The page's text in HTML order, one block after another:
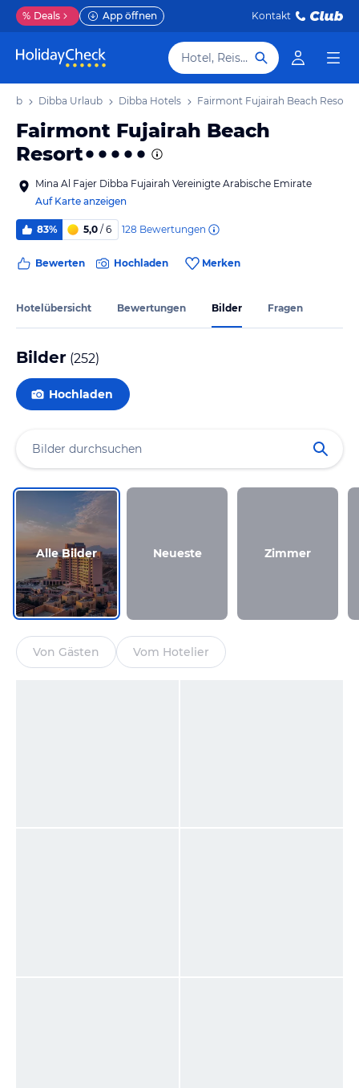
% Deals App öffnen Kontakt
Hotel, Reiseziel
Dibba Urlaub Dibba Hotels Fairmont Fujairah Beach Resort
Fairmont Fujairah Beach
Resort
Mina Al Fajer Dibba Fujairah Vereinigte Arabische Emirate
Auf Karte anzeigen
83% 5,0 / 6 128 Bewertungen
Bewerten Hochladen Merken
Hotelübersicht Bewertungen Bilder Fragen
Bilder (252)
Hochladen
Alle Bilder Neueste Zimmer
Von Gästen Vom Hotelier